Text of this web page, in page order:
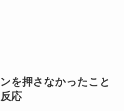
を押さなかったこと
応